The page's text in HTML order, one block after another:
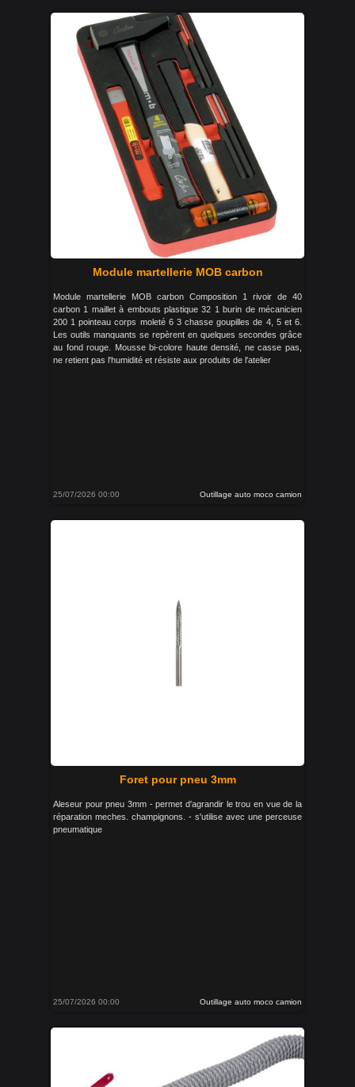
Module martellerie MOB carbon
Module martellerie MOB carbon Composition 1 rivoir de 40
carbon 1 maillet à embouts plastique 32 1 burin de mécanicien
200 1 pointeau corps moleté 6 3 chasse goupilles de 4, 5 et 6.
Les outils manquants se repèrent en quelques secondes grâce
au fond rouge. Mousse bi-colore haute densité, ne casse pas,
ne retient pas l'humidité et résiste aux produits de l'atelier
25/07/2026 00:00 Outillage auto moco camion
Foret pour pneu 3mm
Aleseur pour pneu 3mm - permet d'agrandir le trou en vue de la
réparation meches. champignons. - s'utilise avec une perceuse
pneumatique
25/07/2026 00:00 Outillage auto moco camion